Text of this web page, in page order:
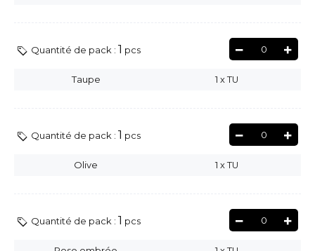
Quantité de pack : 1 pcs 0
Taupe 1 x TU
Quantité de pack : 1 pcs 0
Olive 1 x TU
Quantité de pack : 1 pcs 0